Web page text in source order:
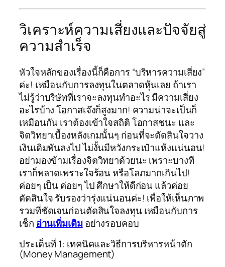
วิเคราะห์ความเสี่ยงและปัจจัยสู่
ความสำเร็จ
หัวใจหลักของเรื่องนี้ก็คือการ “บริหารความเสี่ยง”
ค่ะ! เหมือนกับการลงทุนในตลาดหุ้นเลย ถ้าเรา
ไม่รู้ว่าบริษัทที่เราจะลงทุนทำอะไร มีความเสี่ยง
อะไรบ้าง โอกาสเจ๊งก็สูงมาก! ความน่าจะเป็นก็
เหมือนกัน เราต้องเข้าใจสถิติ โอกาสชนะ และ
จิตวิทยาเบื้องหลังเกมนั้นๆ ก่อนที่จะตัดสินใจวาง
เงินเดิมพันลงไป ไม่งั้นมีหวังกระเป๋าแห้งแน่นอน!
อย่ามองข้ามเรื่องจิตวิทยาด้วยนะ เพราะบางที
เราก็พลาดเพราะใจร้อน หรือโลภมากเกินไป!
ค่อยๆ เป็น ค่อยๆ ไป ศึกษาให้ดีก่อน แล้วค่อย
ตัดสินใจ รับรองว่ารุ่งแน่นอนค่ะ! เพื่อให้เห็นภาพ
รวมที่ชัดเจนก่อนตัดสินใจลงทุน เหมือนกับการ
เช็ก อ่านเพิ่มเติมอย่างรอบคอบ
ประเด็นที่ 1: เทคนิคและวิธีการบริหารหน้าตัก
(Money Management)